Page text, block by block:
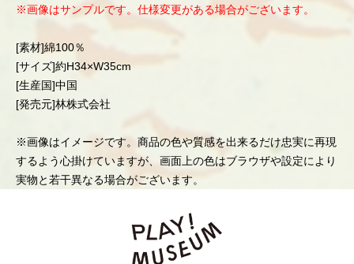
※画像はサンプルです。仕様変更がある場合がございます。
[素材]綿100％
[サイズ]約H34×W35cm
[生産国]中国
[発売元]林株式会社
※画像はイメージです。商品の色や質感を出来るだけ忠実に再現
するよう心掛けていますが、画面上の色はブラウザや設定により
実物と若干異なる場合がございます。